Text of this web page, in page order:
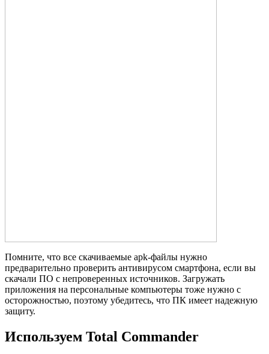
Помните, что все скачиваемые apk-файлы нужно
предварительно проверить антивирусом смартфона, если вы
скачали ПО с непроверенных источников. Загружать
приложения на персональные компьютеры тоже нужно с
осторожностью, поэтому убедитесь, что ПК имеет надежную
защиту.
Используем Total Commander